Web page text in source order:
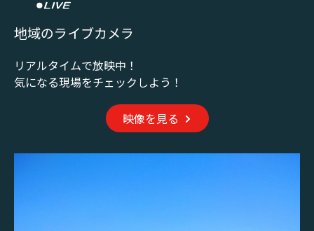
地域のライブカメラ
リアルタイムで放映中！
気になる現場をチェックしよう！
映像を見る